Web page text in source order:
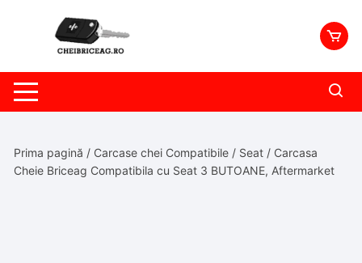
Prima pagină / Carcase chei Compatibile / Seat / Carcasa
Cheie Briceag Compatibila cu Seat 3 BUTOANE, Aftermarket